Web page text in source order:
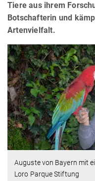
Tiere aus ihrem
Botschafterin und
Artenvielfalt.
Auguste von Bayern mit
Loro Parque Stiftung